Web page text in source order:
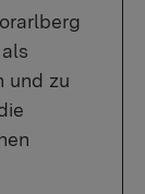
und zu